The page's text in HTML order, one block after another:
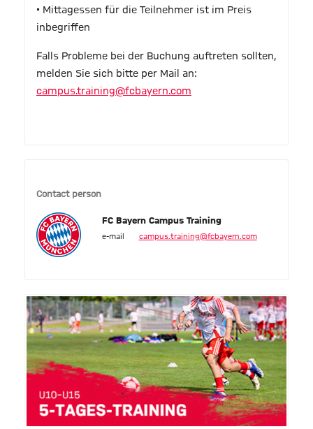
• Mittagessen für die Teilnehmer ist im Preis
inbegriffen
Falls Probleme bei der Buchung auftreten sollten,
melden Sie sich bitte per Mail an:
campus.training@fcbayern.com
Contact person
FC Bayern Campus Training
e-mail campus.training@fcbayern.com